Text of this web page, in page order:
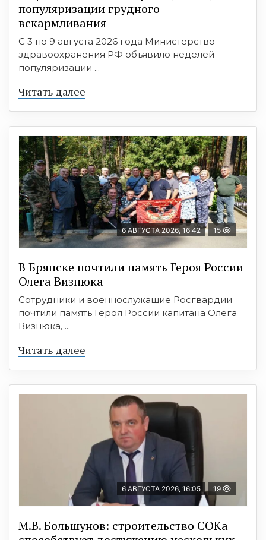
популяризации грудного
вскармливания
С 3 по 9 августа 2026 года Министерство
здравоохранения РФ объявило неделей
популяризации ...
Читать далее
6 АВГУСТА 2026, 16:42 15
В Брянске почтили память Героя России
Олега Визнюка
Сотрудники и военнослужащие Росгвардии
почтили память Героя России капитана Олега
Визнюка, ...
Читать далее
6 АВГУСТА 2026, 16:05 19
М.В. Большунов: строительство СОКа